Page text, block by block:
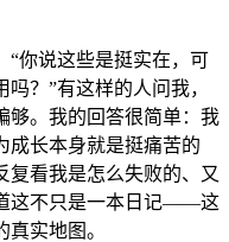
“你说这些是挺实在，可
？”有这样的人问我，
够。我的回答很简单：我
成长本身就是挺痛苦的
复看我是怎么失败的、又
这不只是一本日记——这
实地图。